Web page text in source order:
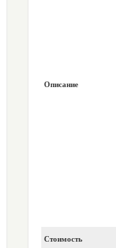
Описание
Стоимость